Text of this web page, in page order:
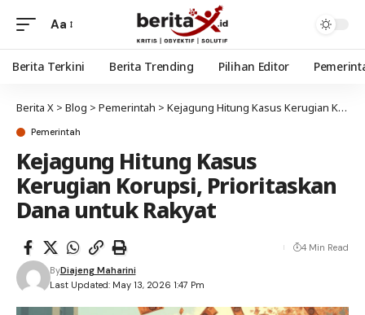
Aa
Berita Terkini Berita Trending Pilihan Editor
Berita X > Blog > Pemerintah > Kejagung Hitung Kasus Kerugian Korupsi, Prioritaskan Dana untuk Rakyat
Pemerintah
Kejagung Hitung Kasus
Kerugian Korupsi, Prioritaskan
Dana untuk Rakyat
Last Updated: May 13, 2026 1:47 Pm
ByDiajeng Maharini
4 Min Read